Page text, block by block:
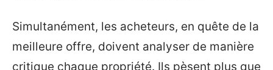
Simultanément, les acheteurs, en quête de la
meilleure offre, doivent analyser de manière
critique chaque propriété. Ils pèsent plus que